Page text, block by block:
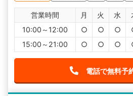
営業時間 月 火 水
10:00～12:00
○ ○ ○
15:00～21:00
○ ○ ○
電話で無料予